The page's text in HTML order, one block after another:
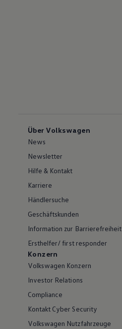
Über Volkswagen
News
Newsletter
Hilfe & Kontakt
Karriere
Händlersuche
Geschäftskunden
Information zur Barrierefreiheit
Ersthelfer/ first responder
Konzern
Volkswagen Konzern
Investor Relations
Compliance
Kontakt Cyber Security
Volkswagen Nutzfahrzeuge